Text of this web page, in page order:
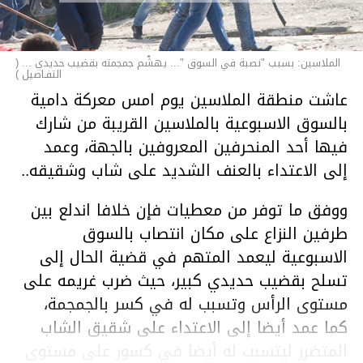
الملاسين: بسبب "نصبة في السوق "... يهشّم جمجمته بقضيب حديدي ... (
التفـاصيل )
عاشت منطقة الملاسين يوم امس معركة دامية
بالسوق الاسبوعية بالملاسين القريبة من شارك
فيها أحد المنحرفين المعروفين بالجهة، وعمد
إلى الاعتداء بالعنف الشديد على شاب وشقيقه..
ووفق ما توفر من معطيات فإن خلافا اندلع بين
طرفين النزاع على مكان انتصاب بالسوق
الاسبوعية ليعمد المتهم في قضية الحال إلى
تسلح بقضيب حديدي كبير، حيث ضرب غريمه على
مستوى الرأس وتسبب له في كسر بالجمجمة،
كما عمد أيضا إلى الاعتداء على شقيق الشاب
المتضرر ليتسبب له أيضا في كسور على مستوى